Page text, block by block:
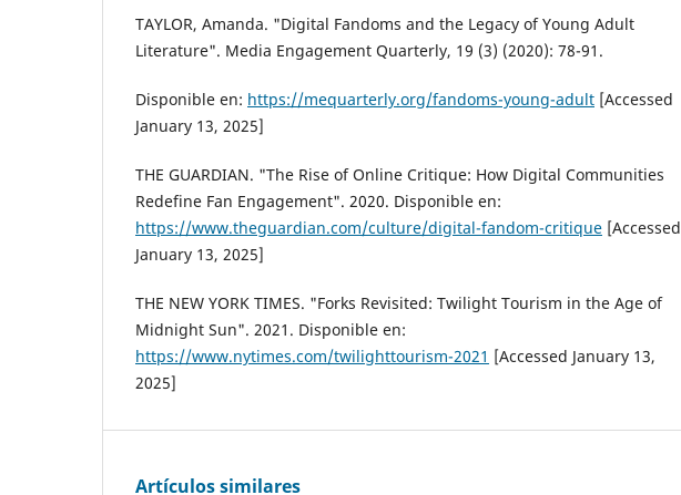
TAYLOR, Amanda. "Digital Fandoms and the Legacy of Young Adult
Literature". Media Engagement Quarterly, 19 (3) (2020): 78-91.
Disponible en: https://mequarterly.org/fandoms-young-adult [Accessed
January 13, 2025]
THE GUARDIAN. "The Rise of Online Critique: How Digital Communities
Redefine Fan Engagement". 2020. Disponible en:
https://www.theguardian.com/culture/digital-fandom-critique [Accessed
January 13, 2025]
THE NEW YORK TIMES. "Forks Revisited: Twilight Tourism in the Age of
Midnight Sun". 2021. Disponible en:
https://www.nytimes.com/twilighttourism-2021 [Accessed January 13,
2025]
Artículos similares